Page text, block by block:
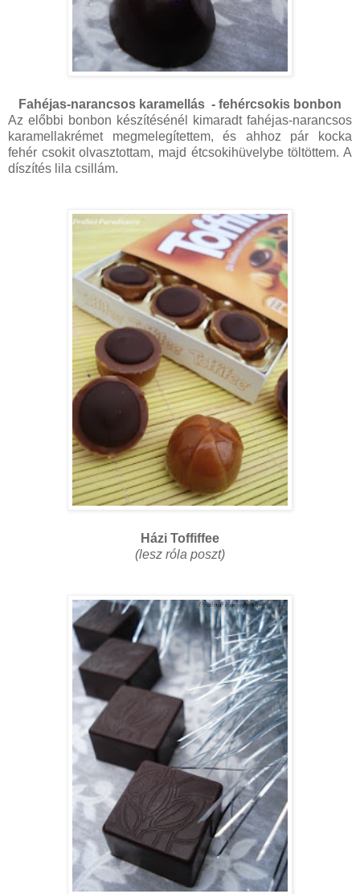
Fahéjas-narancsos karamellás - fehércsokis bonbon
Az előbbi bonbon készítésénél kimaradt fahéjas-narancsos
karamellakrémet megmelegítettem, és ahhoz pár kocka
fehér csokit olvasztottam, majd étcsokihüvelybe töltöttem. A
díszítés lila csillám.
Házi Toffiffee
(lesz róla poszt)